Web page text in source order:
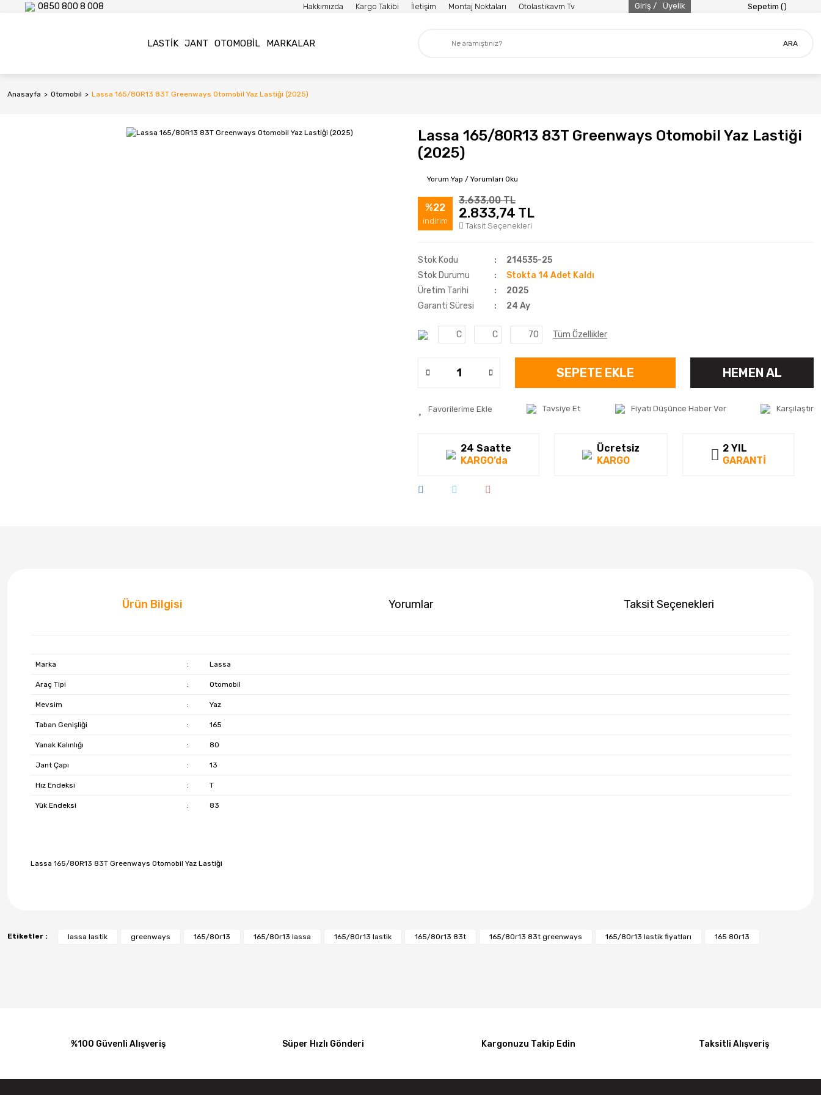
0850 800 8 008 Hakkımızda Kargo Takibi İletişim Montaj Noktaları Otolastikavm Tv Giriş / Üyelik Sepetim ()
LASTIK JANT OTOMOBIL MARKALAR ARA
Anasayfa Otomobil Lassa 165/80R13 83T Greenways Otomobil Yaz Lastiği (2025)
Lassa 165/80R13 83T Greenways Otomobil Yaz Lastiği
(2025)
Yorum Yap / Yorumları Oku
%22
indirim
3.633,00 TL
2.833,74 TL
Taksit Seçenekleri
Stok Kodu
214535-25
Stok Durumu
Stokta 14 Adet Kaldı
Üretim Tarihi
2025
Garanti Süresi
24 Ay
C C 70 Tüm Özellikler
SEPETE EKLE HEMEN AL
Tavsiye Et Fiyatı Düşünce Haber Ver Karşılaştır
24 Saatte
KARGO’da
Ücretsiz
KARGO
2 YIL
GARANTİ
Ürün Bilgisi Yorumlar Taksit Seçenekleri
Marka : Lassa
Araç Tipi : Otomobil
Mevsim : Yaz
Taban Genişliği : 165
Yanak Kalınlığı : 80
Jant Çapı : 13
Hız Endeksi : T
Yük Endeksi : 83
Lassa 165/80R13 83T Greenways Otomobil Yaz Lastiği
Etiketler : lassa lastik greenways 165/80r13 165/80r13 lassa 165/80r13 lastik 165/80r13 83t 165/80r13 83t greenways 165/80r13 lastik fiyatları 165 80r13
%100 Güvenli Alışveriş Süper Hızlı Gönderi Kargonuzu Takip Edin Taksitli Alışveriş